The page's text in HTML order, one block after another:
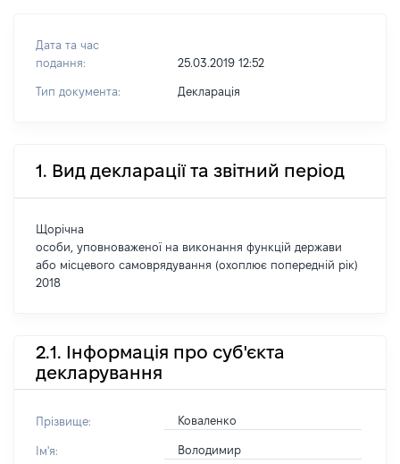
Дата та час
подання:
25.03.2019 12:52
Тип документа: Декларація
1. Вид декларації та звітний період
Щорічна
особи, уповноваженої на виконання функцій держави
або місцевого самоврядування (охоплює попередній рік)
2018
2.1. Інформація про суб'єкта
декларування
Прізвище: Коваленко
Ім'я: Володимир